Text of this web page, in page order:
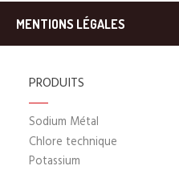
MENTIONS LÉGALES
PRODUITS
Sodium Métal
Chlore technique
Potassium